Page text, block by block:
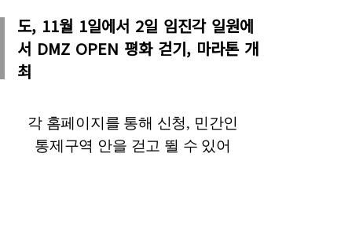
도, 11월 1일에서 2일 임진각 일원에
서 DMZ OPEN 평화 걷기, 마라톤 개
최
각 홈페이지를 통해 신청, 민간인
통제구역 안을 걷고 뛸 수 있어